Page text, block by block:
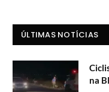
ÚLTIMAS NOTÍCIAS
na